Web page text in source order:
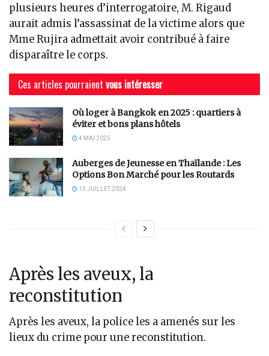
plusieurs heures d’interrogatoire, M. Rigaud
aurait admis l’assassinat de la victime alors que
Mme Rujira admettait avoir contribué à faire
disparaître le corps.
Ces articles pourraient vous intéresser
Où loger à Bangkok en 2025 : quartiers à
éviter et bons plans hôtels
4 MAI 2025
Auberges de Jeunesse en Thaïlande : Les
Options Bon Marché pour les Routards
15 JUILLET 2024
Après les aveux, la
reconstitution
Après les aveux, la police les a amenés sur les
lieux du crime pour une reconstitution.